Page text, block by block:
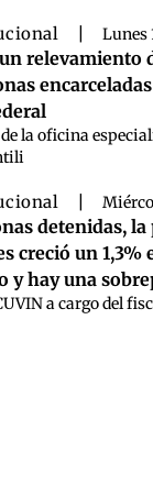
Lunes
relevamiento
la oficina
detenidas,
creció un 1,3%
y hay una
a cargo del